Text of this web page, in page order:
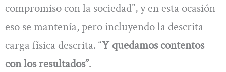
compromiso con la sociedad”, y en esta ocasión
eso se mantenía, pero incluyendo la descrita
carga física descrita. “Y quedamos contentos
con los resultados”.